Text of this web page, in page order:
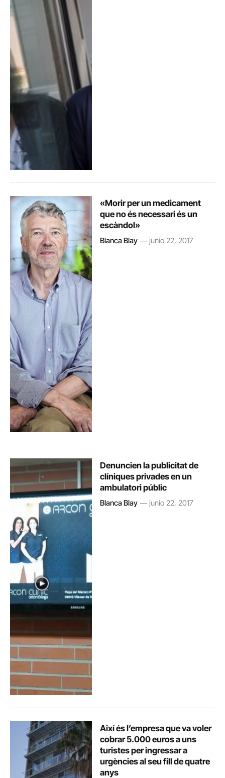
«Morir per un medicament
que no és necessari és un
escàndol»
Blanca Blay junio 22, 2017
Denuncien la publicitat de
clíniques privades en un
ambulatori públic
Blanca Blay junio 22, 2017
Així és l’empresa que va voler
cobrar 5.000 euros a uns
turistes per ingressar a
urgències al seu fill de quatre
anys